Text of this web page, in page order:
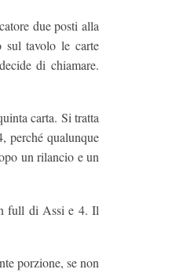
due posti alla
sul tavolo le carte
di chiamare.
carta. Si tratta
perché qualunque
un rilancio e un
full di Assi e 4. Il
porzione, se non